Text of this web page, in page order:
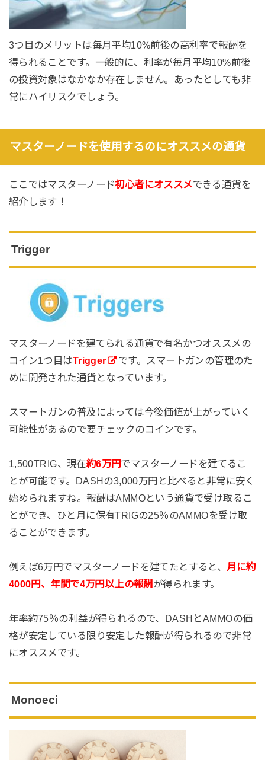
3つ目のメリットは毎月平均10%前後の高利率で報酬を
得られることです。一般的に、利率が毎月平均10%前後
の投資対象はなかなか存在しません。あったとしても非
常にハイリスクでしょう。
マスターノードを使用するのにオススメの通貨
ここではマスターノード初心者にオススメできる通貨を
紹介します！
Trigger
マスターノードを建てられる通貨で有名かつオススメの
コイン1つ目はTrigger
です。スマートガンの管理のた
めに開発された通貨となっています。
スマートガンの普及によっては今後価値が上がっていく
可能性があるので要チェックのコインです。
1,500TRIG、現在約6万円でマスターノードを建てるこ
とが可能です。DASHの3,000万円と比べると非常に安く
始められますね。報酬はAMMOという通貨で受け取るこ
とができ、ひと月に保有TRIGの25％のAMMOを受け取
ることができます。
例えば6万円でマスターノードを建てたとすると、 月に約
4000円、年間で4万円以上の報酬 が得られます。
年率約75％の利益が得られるので、DASHとAMMOの価
格が安定している限り安定した報酬が得られるので非常
にオススメです。
Monoeci